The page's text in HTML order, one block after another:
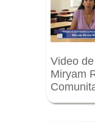
Video
Miryam